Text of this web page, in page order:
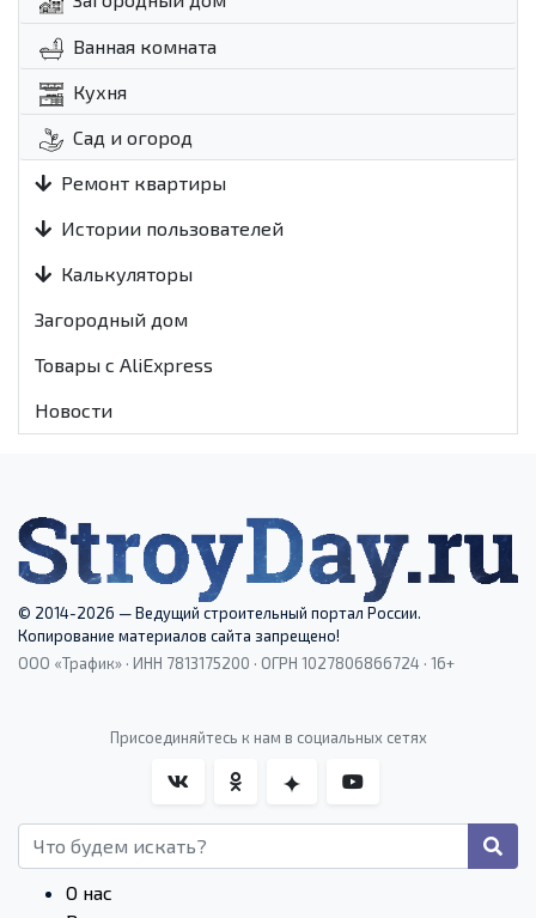
Ванная комната
Кухня
Сад и огород
Ремонт квартиры
Истории пользователей
Калькуляторы
Загородный дом
Товары с AliExpress
Новости
© 2014-2026 — Ведущий строительный портал России.
Копирование материалов сайта запрещено!
ООО «Трафик» · ИНН 7813175200 · ОГРН 1027806866724 · 16+
Присоединяйтесь к нам в социальных сетях
О нас